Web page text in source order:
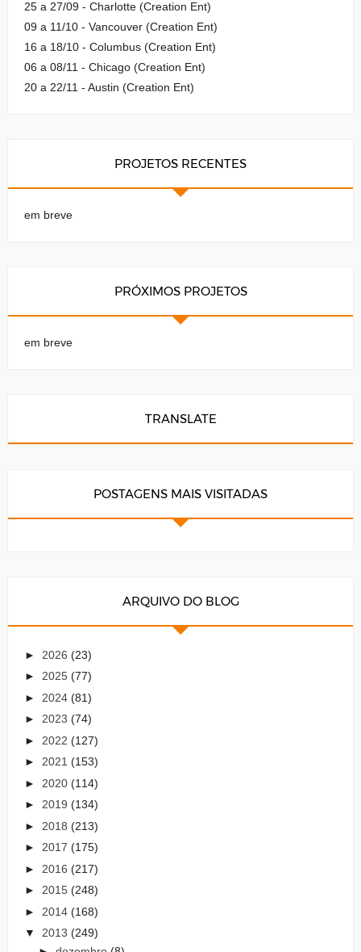
25 a 27/09 - Charlotte (Creation Ent)
09 a 11/10 - Vancouver (Creation Ent)
16 a 18/10 - Columbus (Creation Ent)
06 a 08/11 - Chicago (Creation Ent)
20 a 22/11 - Austin (Creation Ent)
PROJETOS RECENTES
em breve
PRÓXIMOS PROJETOS
em breve
TRANSLATE
POSTAGENS MAIS VISITADAS
ARQUIVO DO BLOG
► 2026 (23)
► 2025 (77)
► 2024 (81)
► 2023 (74)
► 2022 (127)
► 2021 (153)
► 2020 (114)
► 2019 (134)
► 2018 (213)
► 2017 (175)
► 2016 (217)
► 2015 (248)
► 2014 (168)
▼ 2013 (249)